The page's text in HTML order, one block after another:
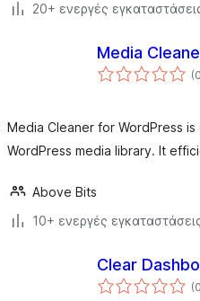
20+ ενεργές
Media
(0
Media Cleaner for WordPress
WordPress media library. It
Above Bits
10+ ενεργές
Clear
(0